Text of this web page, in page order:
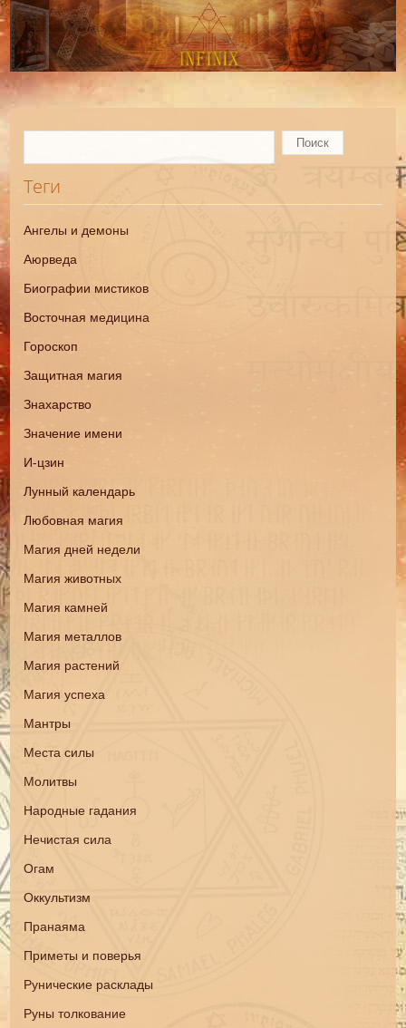
Теги
Ангелы и демоны
Аюрведа
Биографии мистиков
Восточная медицина
Гороскоп
Защитная магия
Знахарство
Значение имени
И-цзин
Лунный календарь
Любовная магия
Магия дней недели
Магия животных
Магия камней
Магия металлов
Магия растений
Магия успеха
Мантры
Места силы
Молитвы
Народные гадания
Нечистая сила
Огам
Оккультизм
Пранаяма
Приметы и поверья
Рунические расклады
Руны толкование